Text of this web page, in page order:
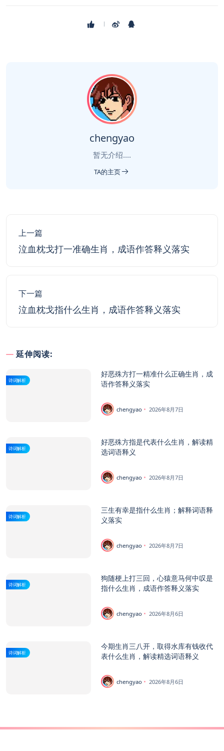
chengyao
暂无介绍....
TA的主页
上一篇
泣血枕戈打一准确生肖，成语作答释义落实
下一篇
泣血枕戈指什么生肖，成语作答释义落实
延伸阅读:
诗词解析
好恶殊方打一精准什么正确生肖，成
语作答释义落实
chengyao 2026年8月7日
诗词解析
好恶殊方指是代表什么生肖，解读精
选词语释义
chengyao 2026年8月7日
诗词解析
三生有幸是指什么生肖；解释词语释
义落实
chengyao 2026年8月7日
诗词解析
狗随梗上打三回，心猿意马何中叹是
指什么生肖，成语作答释义落实
chengyao 2026年8月6日
诗词解析
今期生肖三八开，取得水库有钱收代
表什么生肖，解读精选词语释义
chengyao 2026年8月6日